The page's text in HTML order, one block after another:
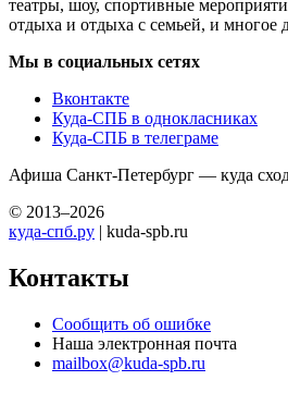
театры, шоу, спортивные
отдыха и отдыха с семьей, и многое
Мы в социальных сетях
Вконтакте
Куда-СПБ в однокласниках
Куда-СПБ в телеграме
Афиша Санкт-Петербург — куда
© 2013–2026
куда-спб.ру | kuda-spb.ru
Контакты
Сообщить об ошибке
Наша электронная почта
mailbox@kuda-spb.ru